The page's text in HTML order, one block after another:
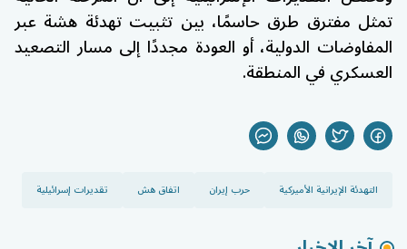
تمثل مفترق طرق حاسمًا، بين تثبيت تهدئة هشة عبر
المفاوضات الدولية، أو العودة مجددًا إلى مسار التصعيد
العسكري في المنطقة.
التهدئة الإيرانية الأميركية حرب إيران اتفاق هش تقديرات إسرائيلية